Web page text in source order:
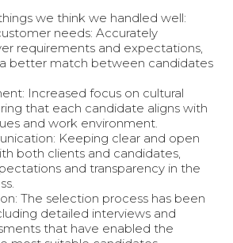
we think we handled well:
needs: Accurately
requirements and expectations,
better match between candidates
Increased focus on cultural
that each candidate aligns with
and work environment.
Keeping clear and open
both clients and candidates,
and transparency in the
The selection process has been
detailed interviews and
that have enabled the